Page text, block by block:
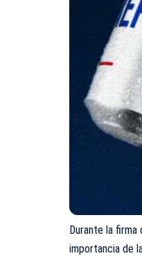
Durante la
importancia de